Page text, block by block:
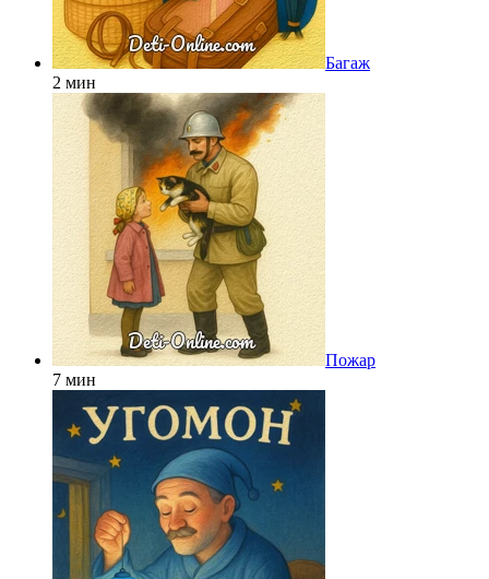
Багаж
2 мин
Пожар
7 мин